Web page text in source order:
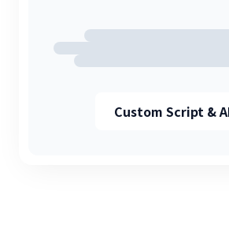
Custom Script &